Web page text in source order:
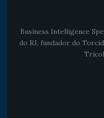
Business Intelligence
do RJ, fundador do